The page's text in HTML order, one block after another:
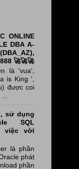
ONLINE
DBA A-
🚀🚀🚀
là 'vua',
is King ',
được coi
sử dụng
SQL
việc với
là phần
phát
phần